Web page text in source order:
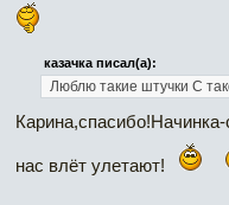
казачка писал(а):
Люблю такие штучки С
нас влёт улетают!